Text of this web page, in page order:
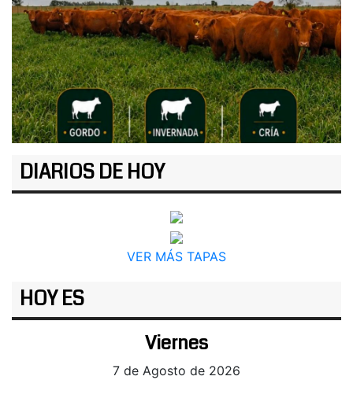
DIARIOS DE HOY
VER MÁS TAPAS
HOY ES
Viernes
7 de Agosto de 2026